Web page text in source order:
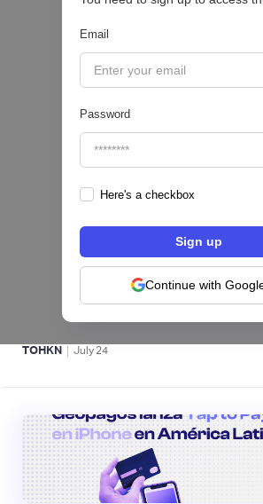
Email
Password
Here's a checkbox
Continue with
July 28
Fintech salvadoreña TOHKN
para invertir desde US$10 en
UU. y criptomonedas
ACTIVOS DIGITALES 👾
TOHKN | July 24